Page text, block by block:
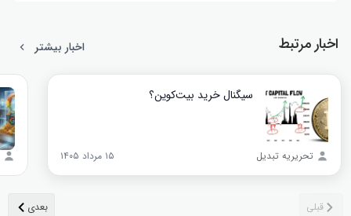
اخبار مرتبط اخبار بیشتر
سیگنال خرید بیت‌کوین؟
تحریریه تبدیل ۱۵ مرداد ۱۴۰۵